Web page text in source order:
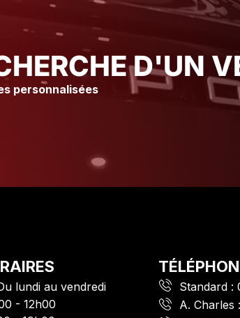
accueil et leur gentillesse Je
Garage suite à mon expérience
D'UN
personnalisées
lundi au vendredi
- 12h00
Standard :
A. Charles